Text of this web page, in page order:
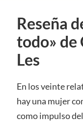
Reseña
todo» de
Les
En los veinte
hay una mujer
como impulso